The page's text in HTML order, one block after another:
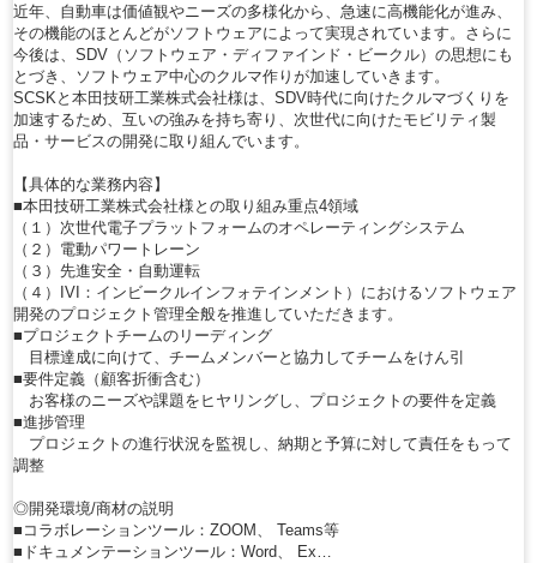
近年、自動車は価値観やニーズの多様化から、急速に高機能化が進み、
その機能のほとんどがソフトウェアによって実現されています。さらに
今後は、SDV（ソフトウェア・ディファインド・ビークル）の思想にも
とづき、ソフトウェア中心のクルマ作りが加速していきます。
SCSKと本田技研工業株式会社様は、SDV時代に向けたクルマづくりを
加速するため、互いの強みを持ち寄り、次世代に向けたモビリティ製
品・サービスの開発に取り組んでいます。
【具体的な業務内容】
■本田技研工業株式会社様との取り組み重点4領域
（１）次世代電子プラットフォームのオペレーティングシステム
（２）電動パワートレーン
（３）先進安全・自動運転
（４）IVI：インビークルインフォテインメント）におけるソフトウェア
開発のプロジェクト管理全般を推進していただきます。
■プロジェクトチームのリーディング
目標達成に向けて、チームメンバーと協力してチームをけん引
■要件定義（顧客折衝含む）
お客様のニーズや課題をヒヤリングし、プロジェクトの要件を定義
■進捗管理
プロジェクトの進行状況を監視し、納期と予算に対して責任をもって
調整
◎開発環境/商材の説明
■コラボレーションツール：ZOOM、 Teams等
■ドキュメンテーションツール：Word、 Ex…